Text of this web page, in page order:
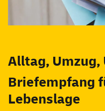
Alltag, Umzug,
Briefempfang
Lebenslage